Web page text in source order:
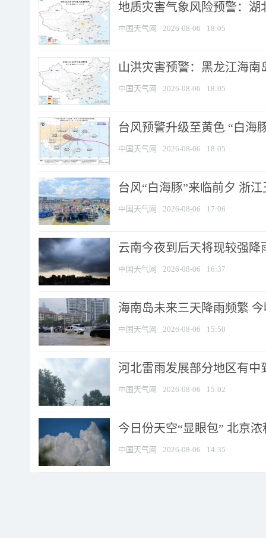
地质灾害气象风险预警：湖
中国天气网 2026-08-06 18:05
山洪灾害预警：黑龙江海
中国天气网 2026-08-06 18:05
台风预警升级至黄色 “白海
中国天气网 2026-08-06 18:05
台风“白海豚”来临前夕 浙
中国天气网 2026-08-06 17:06
云南今夜到后天将现较强降
中国天气网 2026-08-06 16:37
海南岛未来三天降雨频繁
中国天气网 2026-08-06 15:50
河北雷雨发展部分地区有中
中国天气网 2026-08-06 15:02
今日份天空“显眼包” 北京
中国天气网 2026-08-06 14:35